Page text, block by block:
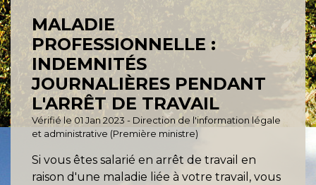
MALADIE
PROFESSIONNELLE :
INDEMNITÉS
JOURNALIÈRES PENDANT
L'ARRÊT DE TRAVAIL
Vérifié le 01 Jan 2023 - Direction de l'information légale
et administrative (Première ministre)
Si vous êtes salarié en arrêt de travail en
raison d'une maladie liée à votre travail, vous